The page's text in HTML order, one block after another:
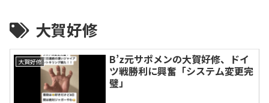
大賀好修
大賀好修
B’z元サポメンの大賀好修、ドイ
ツ戦勝利に興奮「システム変更完
璧」